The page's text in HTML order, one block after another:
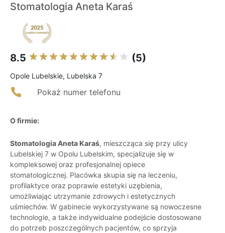
Stomatologia Aneta Karaś
8.5 (5)
Opole Lubelskie, Lubelska 7
Pokaż numer telefonu
O firmie:
Stomatologia Aneta Karaś, mieszcząca się przy ulicy
Lubelskiej 7 w Opolu Lubelskim, specjalizuje się w
kompleksowej oraz profesjonalnej opiece
stomatologicznej. Placówka skupia się na leczeniu,
profilaktyce oraz poprawie estetyki uzębienia,
umożliwiając utrzymanie zdrowych i estetycznych
uśmiechów. W gabinecie wykorzystywane są nowoczesne
technologie, a także indywidualne podejście dostosowane
do potrzeb poszczególnych pacjentów, co sprzyja